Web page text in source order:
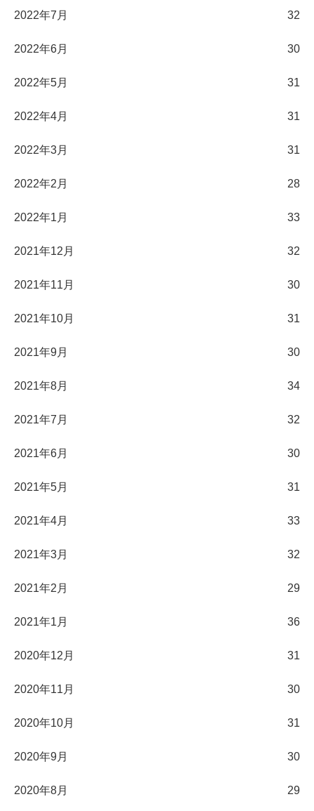
2022年7月 32
2022年6月 30
2022年5月 31
2022年4月 31
2022年3月 31
2022年2月 28
2022年1月 33
2021年12月 32
2021年11月 30
2021年10月 31
2021年9月 30
2021年8月 34
2021年7月 32
2021年6月 30
2021年5月 31
2021年4月 33
2021年3月 32
2021年2月 29
2021年1月 36
2020年12月 31
2020年11月 30
2020年10月 31
2020年9月 30
2020年8月 29